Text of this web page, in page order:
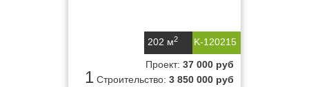
K-120215
202 м2
1
Проект: 37 000 руб
Строительство: 3 850 000 руб